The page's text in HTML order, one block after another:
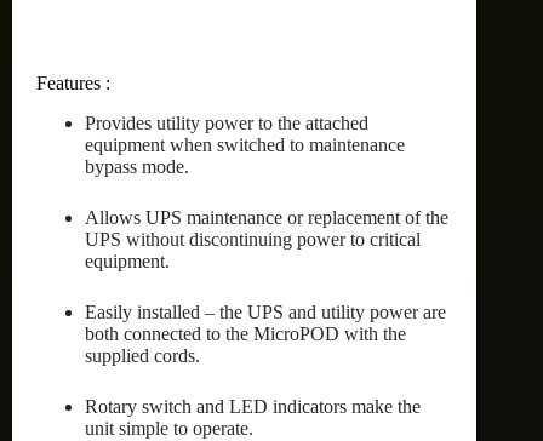
Features :
Provides utility power to the attached
equipment when switched to maintenance
bypass mode.
Allows UPS maintenance or replacement of the
UPS without discontinuing power to critical
equipment.
Easily installed – the UPS and utility power are
both connected to the MicroPOD with the
supplied cords.
Rotary switch and LED indicators make the
unit simple to operate.